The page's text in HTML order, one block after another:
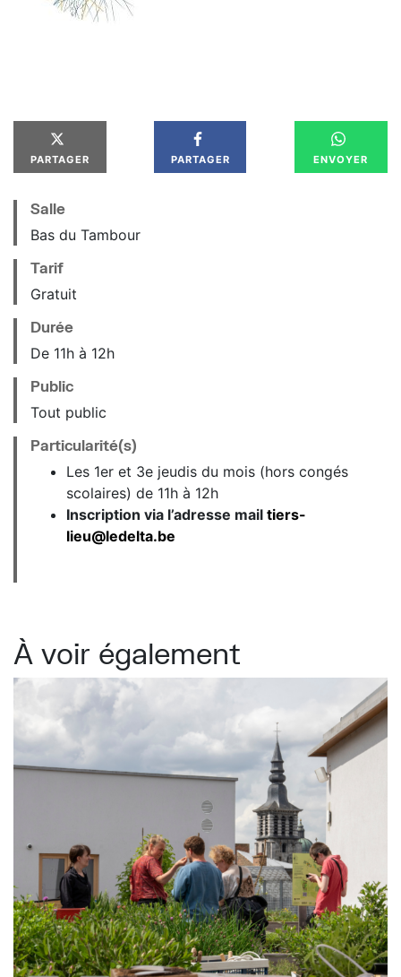
PARTAGER PARTAGER ENVOYER
Salle
Bas du Tambour
Tarif
Gratuit
Durée
De 11h à 12h
Public
Tout public
Particularité(s)
Les 1er et 3e jeudis du mois (hors congés
scolaires) de 11h à 12h
Inscription via l’adresse mail tiers-
lieu@ledelta.be
À voir également